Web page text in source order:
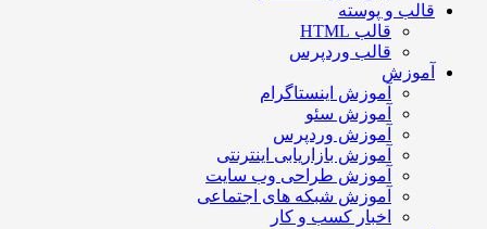
قالب و پوسته
قالب HTML
قالب وردپرس
آموزش
آموزش اینستاگرام
آموزش سئو
آموزش وردپرس
آموزش بازاریابی اینترنتی
آموزش طراحی وب سایت
آموزش شبکه های اجتماعی
اخبار کسب و کار